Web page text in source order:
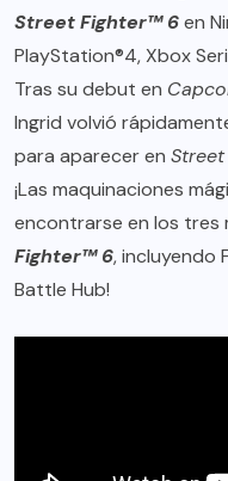
Street Fighter™ 6en
PlayStation®4, Xbox
Tras su debut en
Ingrid volvió
para aparecer en
¡Las maquinaciones
encontrarse en los tres
Fighter™ 6, incluyendo
Battle Hub!